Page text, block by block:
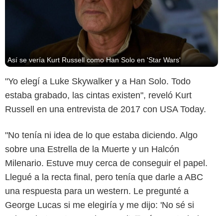
Así se vería Kurt Russell como Han Solo en 'Star Wars'
"Yo elegí a Luke Skywalker y a Han Solo. Todo
estaba grabado, las cintas existen", reveló Kurt
Russell en una entrevista de 2017 con USA Today.
"No tenía ni idea de lo que estaba diciendo. Algo
sobre una Estrella de la Muerte y un Halcón
Milenario. Estuve muy cerca de conseguir el papel.
Llegué a la recta final, pero tenía que darle a ABC
una respuesta para un western. Le pregunté a
George Lucas si me elegiría y me dijo: 'No sé si
ABC